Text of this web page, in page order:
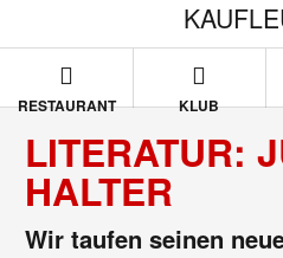
RESTAURANT KLUB
LITERATUR:
HALTER
Wir taufen seinen